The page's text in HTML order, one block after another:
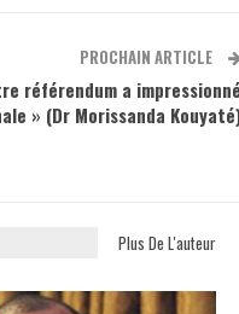
PROCHAIN ARTICLE
référendum a
» (Dr Morissanda
Plus De L'auteur